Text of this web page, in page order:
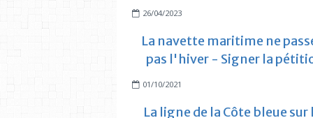
26/04/2023
La navette maritime ne
pas l'hiver - Signer la
01/10/2021
La ligne de la Côte bleue sur